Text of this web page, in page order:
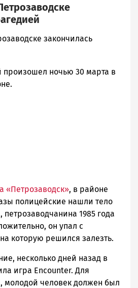
закончилась
произошел ночью 30 марта в
«Петрозаводск», в районе
полицейские нашли тело
петрозаводчанина 1985 года
он упал с
которую решился залезть.
несколько дней назад в
игра Encounter. Для
молодой человек должен был